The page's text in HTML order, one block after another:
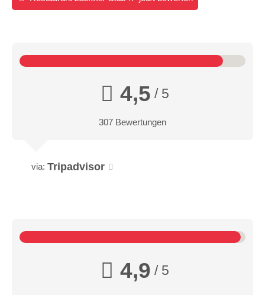
4,5 / 5
307 Bewertungen
via: Tripadvisor
4,9 / 5